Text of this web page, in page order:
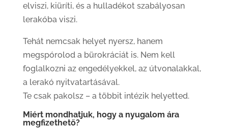
elviszi, kiüríti, és a hulladékot szabályosan
lerakóba viszi.
Tehát nemcsak helyet nyersz, hanem
megspórolod a bürokráciát is. Nem kell
foglalkozni az engedélyekkel, az útvonalakkal,
a lerakó nyitvatartásával.
Te csak pakolsz – a többit intézik helyetted.
Miért mondhatjuk, hogy a nyugalom ára
megfizethető?